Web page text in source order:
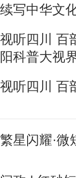
续写中华文
视听四川 百
阳科普大视
视听四川 百
繁星闪耀·微